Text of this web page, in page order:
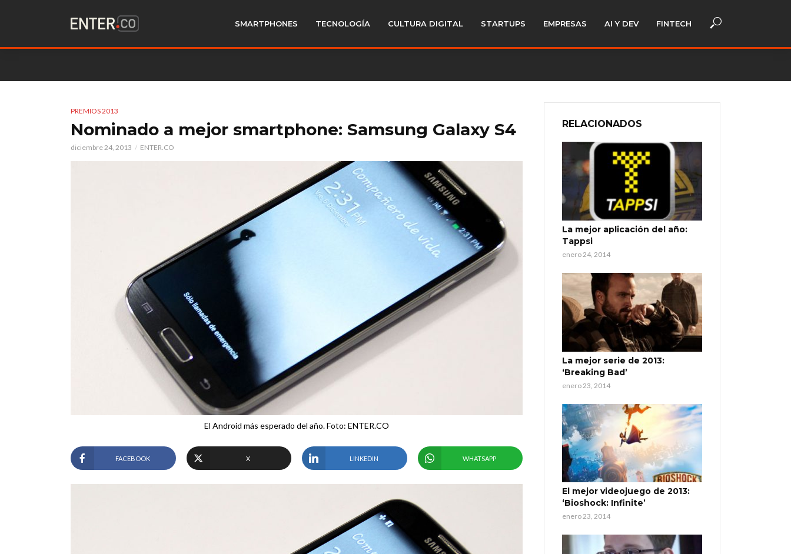
SMARTPHONES TECNOLOGÍA CULTURA DIGITAL STARTUPS EMPRESAS AI Y DEV FINTECH
PREMIOS 2013
Nominado a mejor smartphone: Samsung Galaxy S4
diciembre 24, 2013 ENTER.CO
El Android más esperado del año. Foto: ENTER.CO
FACEBOOK X LINKEDIN WHATSAPP
RELACIONADOS
La mejor aplicación del año:
Tappsi
enero 24, 2014
La mejor serie de 2013:
‘Breaking Bad’
enero 23, 2014
El mejor videojuego de 2013:
‘Bioshock: Infinite’
enero 23, 2014